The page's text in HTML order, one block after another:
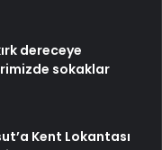
dereceye
sokaklar
Kent Lokantası